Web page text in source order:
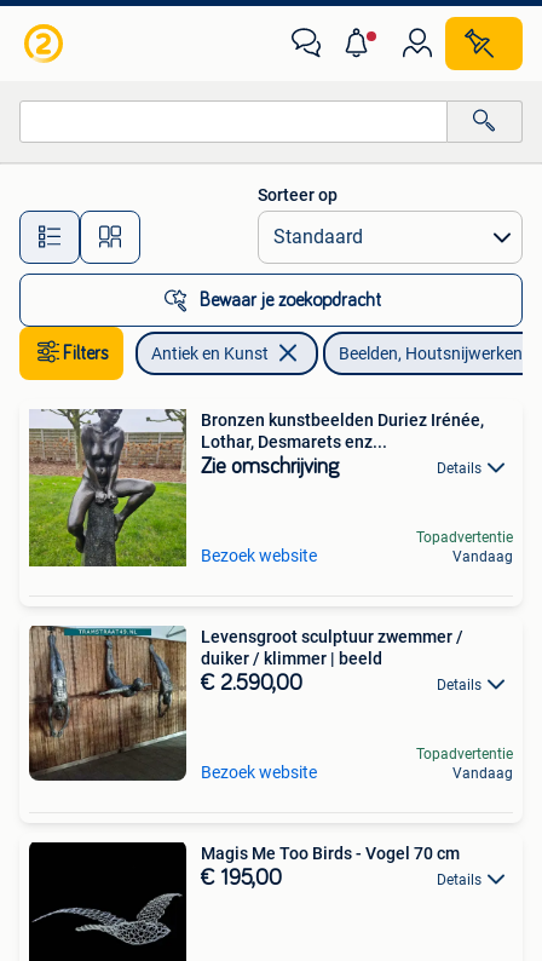
Alle afstanden…
Sorteer op
Bewaar je zoekopdracht
Filters Antiek en Kunst Beelden, Houtsnijwerken
Bronzen kunstbeelden Duriez Irénée,
Lothar, Desmarets enz...
Zie omschrijving Details
Bezoek website
Topadvertentie
Vandaag
Levensgroot sculptuur zwemmer /
duiker / klimmer | beeld
€ 2.590,00 Details
Bezoek website
Topadvertentie
Vandaag
Magis Me Too Birds - Vogel 70 cm
€ 195,00 Details